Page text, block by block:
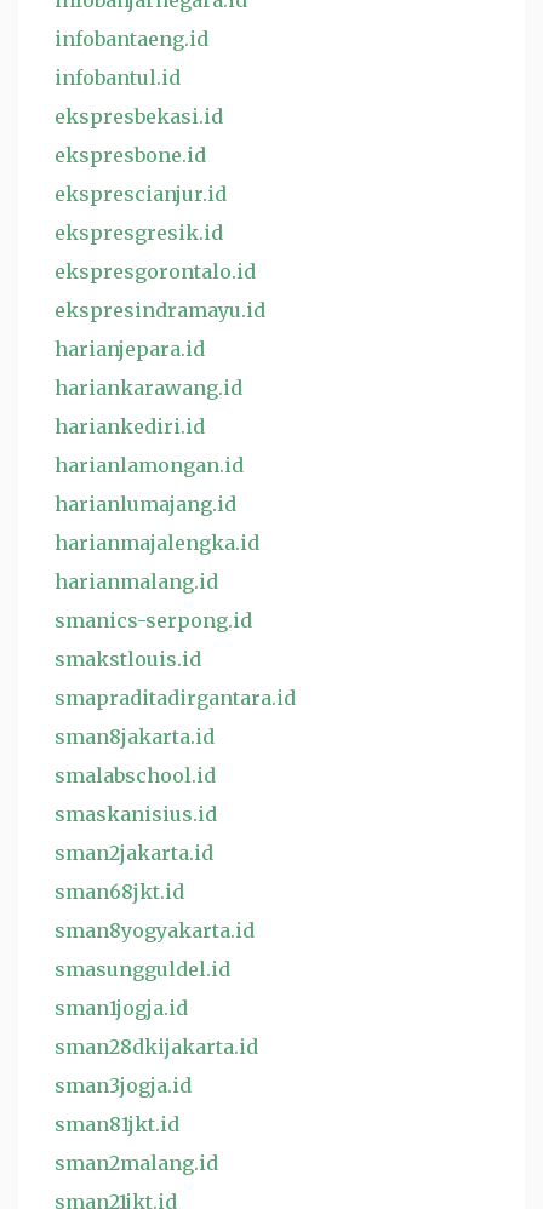
infobantaeng.id
infobantul.id
ekspresbekasi.id
ekspresbone.id
eksprescianjur.id
ekspresgresik.id
ekspresgorontalo.id
ekspresindramayu.id
harianjepara.id
hariankarawang.id
hariankediri.id
harianlamongan.id
harianlumajang.id
harianmajalengka.id
harianmalang.id
smanics-serpong.id
smakstlouis.id
smapraditadirgantara.id
sman8jakarta.id
smalabschool.id
smaskanisius.id
sman2jakarta.id
sman68jkt.id
sman8yogyakarta.id
smasungguldel.id
sman1jogja.id
sman28dkijakarta.id
sman3jogja.id
sman81jkt.id
sman2malang.id
sman21jkt.id